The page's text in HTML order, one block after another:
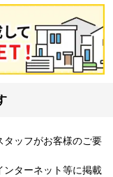
タッフがお客様のご要
ンターネット等に掲載